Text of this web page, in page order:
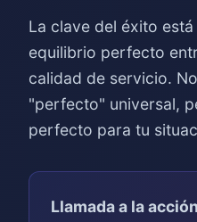
La clave del éxito
equilibrio perfecto
calidad de servicio.
"perfecto" universal,
perfecto para tu
Llamada a la